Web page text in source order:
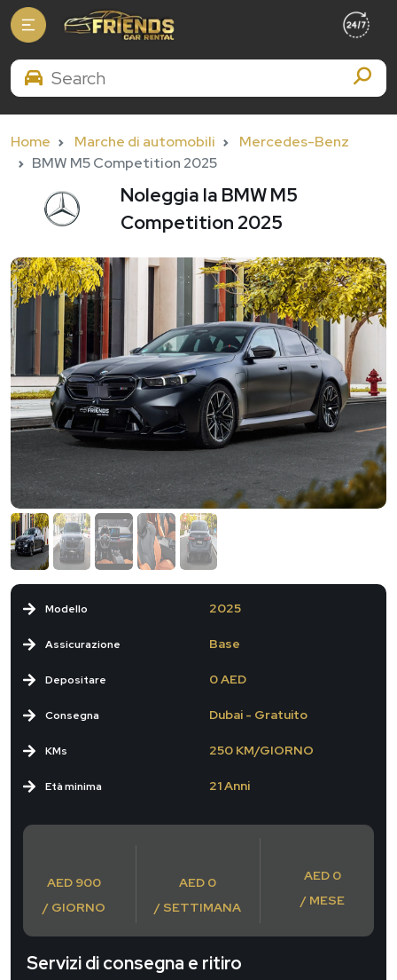
Search Brands
Home Marche di automobili
Mercedes-Benz
BMW M5 Competition 2025
Noleggia la BMW M5
Competition 2025
Modello
Assicurazione
Depositare
2025
Base
0 AED
Consegna
KMs
Età minima
Dubai - Gratuito
250 KM/GIORNO
21 Anni
AED 900
/ GIORNO
AED 0
/ SETTIMANA
AED 0
/ MESE
Servizi di consegna e ritiro